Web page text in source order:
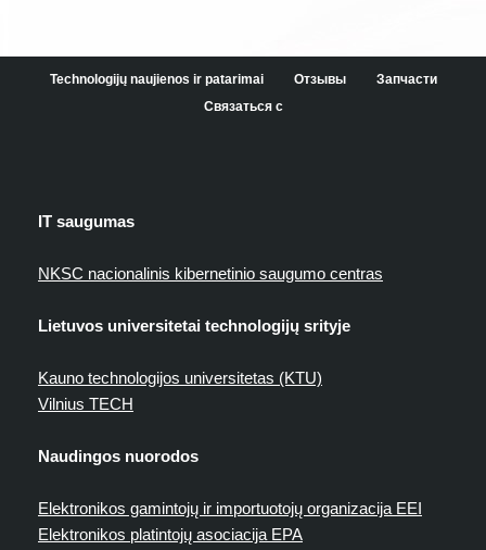
Technologijų naujienos ir patarimai Отзывы
Запчасти
Связаться с
IT saugumas
NKSC nacionalinis kibernetinio saugumo centras
Lietuvos universitetai technologijų srityje
Kauno technologijos universitetas (KTU)
Vilnius TECH
Naudingos nuorodos
Elektronikos gamintojų ir importuotojų organizacija EEI
Elektronikos platintojų asociacija EPA